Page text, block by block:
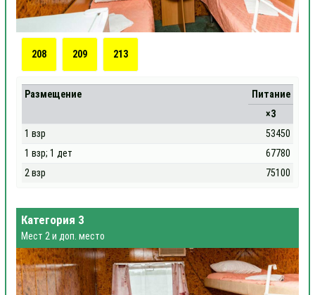
208 209 213
Размещение
Питание
×3
1 взр
53450
1 взр; 1 дет
67780
2 взр
75100
Категория 3
Мест 2 и доп. место